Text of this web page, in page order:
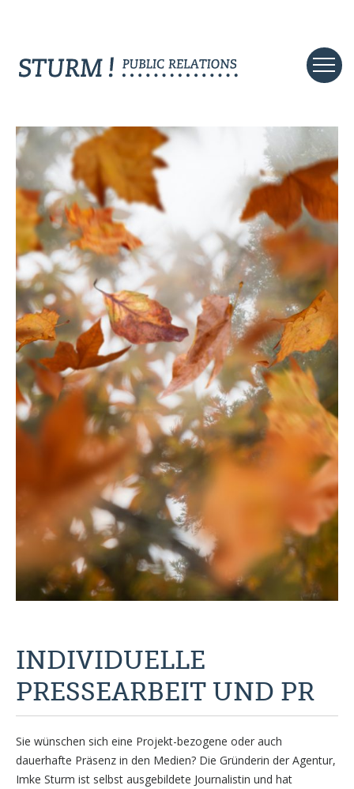
INDIVIDUELLE
PRESSEARBEIT UND PR
Sie wünschen sich eine Projekt-bezogene oder auch
dauerhafte Präsenz in den Medien? Die Gründerin der Agentur,
Imke Sturm ist selbst ausgebildete Journalistin und hat